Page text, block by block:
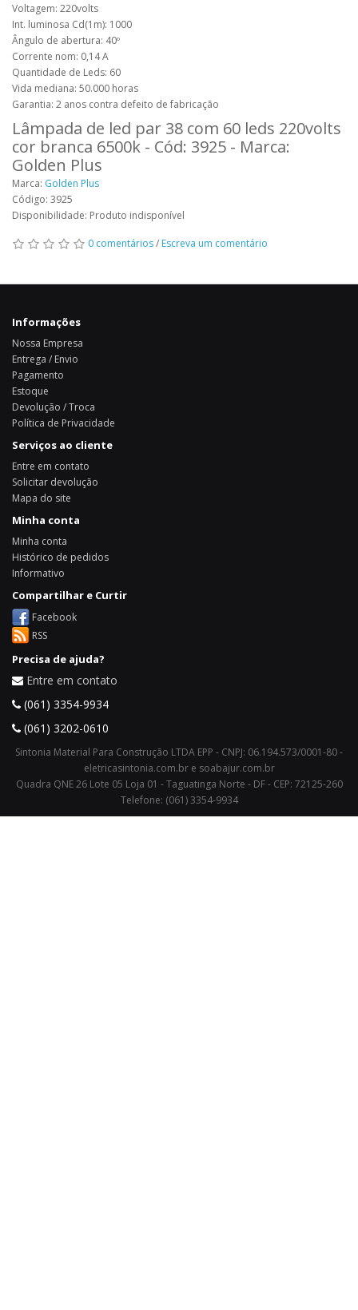
Voltagem: 220volts
Int. luminosa Cd(1m): 1000
Ângulo de abertura: 40º
Corrente nom: 0,14 A
Quantidade de Leds: 60
Vida mediana: 50.000 horas
Garantia: 2 anos contra defeito de fabricação
Lâmpada de led par 38 com 60 leds 220volts
cor branca 6500k - Cód: 3925 - Marca:
Golden Plus
Marca: Golden Plus
Código: 3925
Disponibilidade: Produto indisponível
0 comentários/ Escreva um comentário
Informações
Nossa Empresa
Entrega / Envio
Pagamento
Estoque
Devolução / Troca
Política de Privacidade
Serviços ao cliente
Entre em contato
Solicitar devolução
Mapa do site
Minha conta
Minha conta
Histórico de pedidos
Informativo
Compartilhar e Curtir
Facebook
RSS
Precisa de ajuda?
Entre em contato
(061) 3354-9934
(061) 3202-0610
Sintonia Material Para Construção LTDA EPP - CNPJ: 06.194.573/0001-80 -
eletricasintonia.com.br e soabajur.com.br
Quadra QNE 26 Lote 05 Loja 01 - Taguatinga Norte - DF - CEP: 72125-260
Telefone: (061) 3354-9934